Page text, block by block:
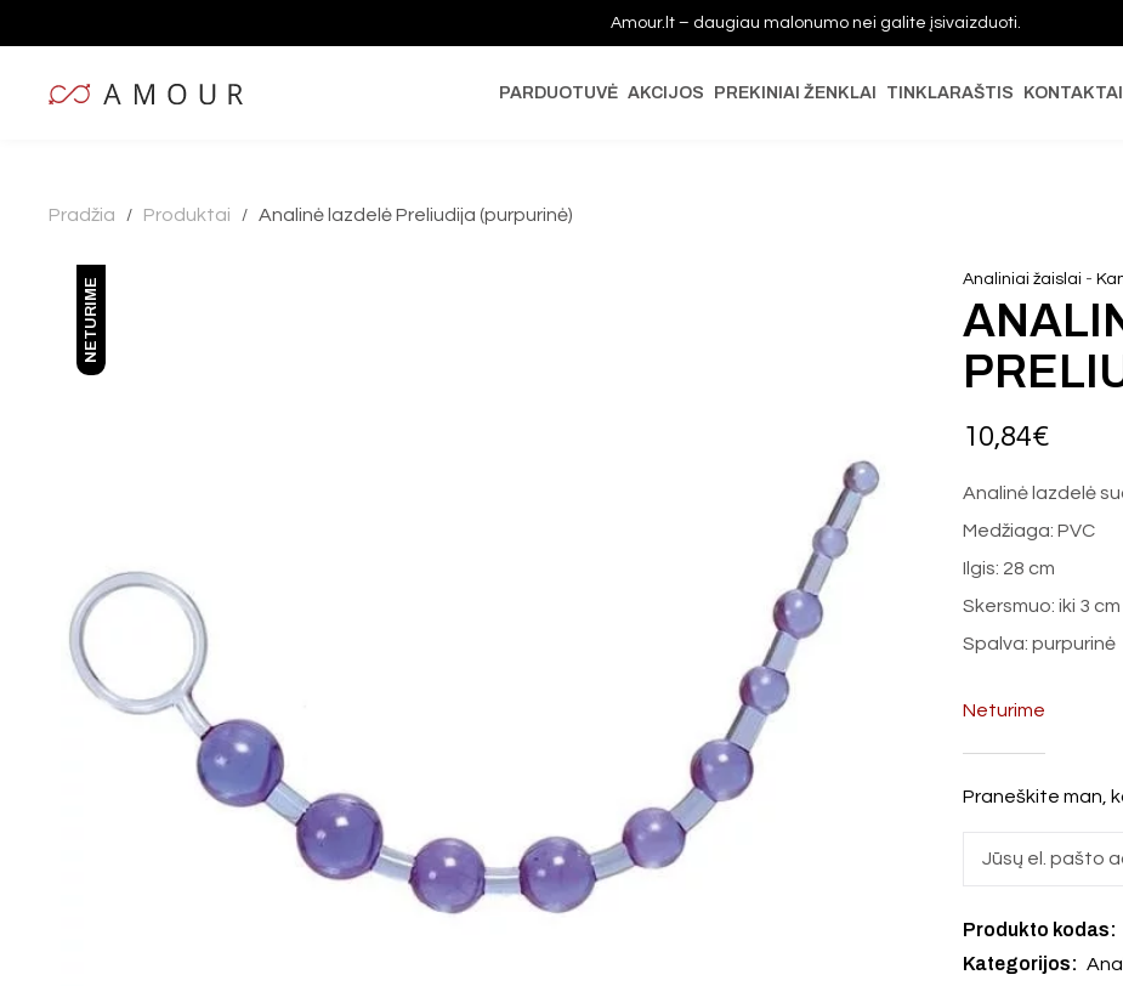
Amour.lt – daugiau malonumo nei galite įsivaizduoti.
PARDUOTUVĖ AKCIJOS PREKINIAI ŽENKLAI TINKLARAŠTIS KONTAKTAI
Pradžia / Produktai / Analinė lazdelė Preliudija (purpurinė)
NETURIME Analiniai žaislai -
10,84€
Analinė lazdelė
Medžiaga: PVC
Ilgis: 28 cm
Skersmuo: iki 3 cm
Spalva: purpurinė
Neturime
Praneškite man,
Produkto kodas:
Kategorijos: